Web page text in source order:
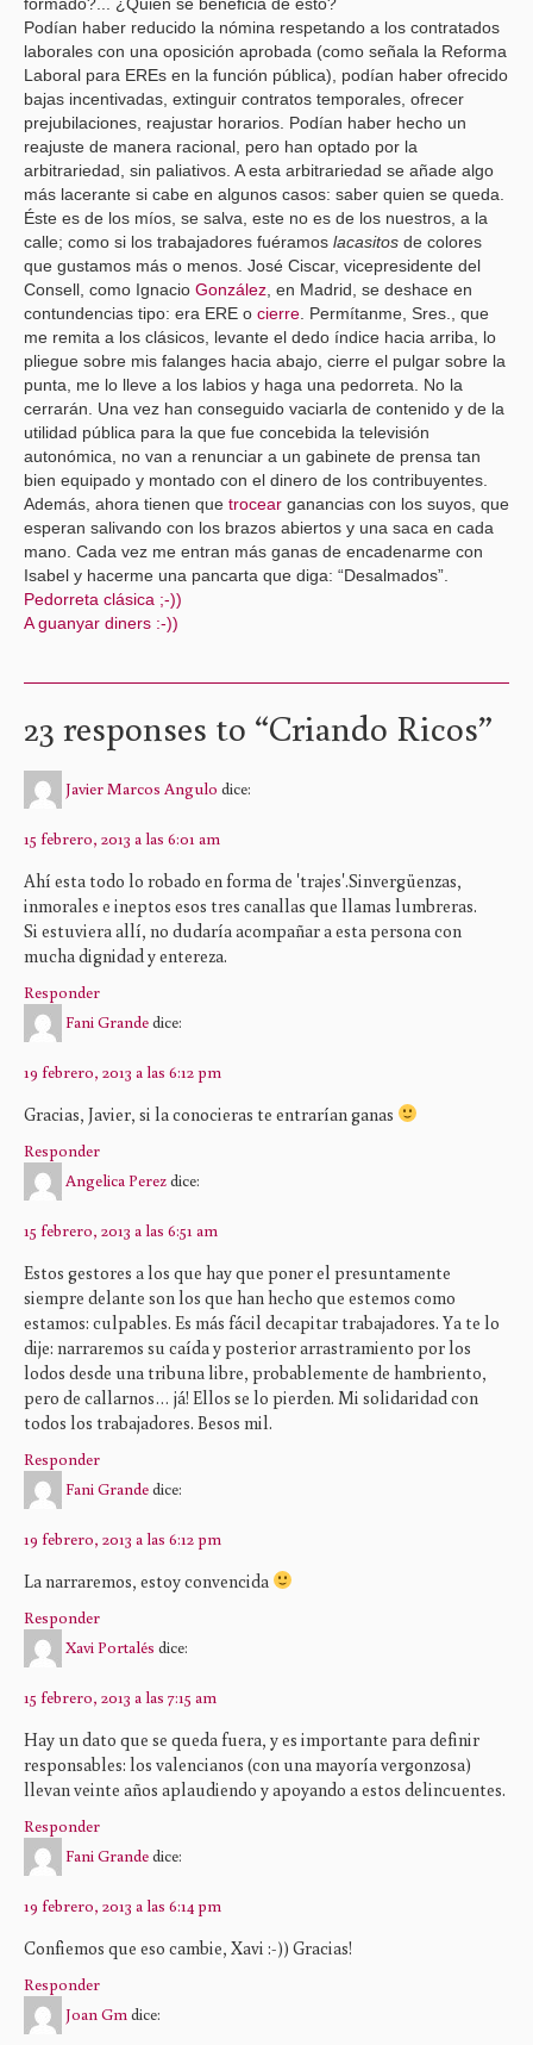
Podían haber reducido la nómina respetando a los contratados
laborales con una oposición aprobada (como señala la Reforma
Laboral para EREs en la función pública), podían haber ofrecido
bajas incentivadas, extinguir contratos temporales, ofrecer
prejubilaciones, reajustar horarios. Podían haber hecho un
reajuste de manera racional, pero han optado por la
arbitrariedad, sin paliativos. A esta arbitrariedad se añade algo
más lacerante si cabe en algunos casos: saber quien se queda.
Éste es de los míos, se salva, este no es de los nuestros, a la
calle; como si los trabajadores fuéramos lacasitos de colores
que gustamos más o menos. José Ciscar, vicepresidente del
Consell, como Ignacio González , en Madrid, se deshace en
contundencias tipo: era ERE o cierre . Permítanme, Sres., que
me remita a los clásicos, levante el dedo índice hacia arriba, lo
pliegue sobre mis falanges hacia abajo, cierre el pulgar sobre la
punta, me lo lleve a los labios y haga una pedorreta. No la
cerrarán. Una vez han conseguido vaciarla de contenido y de la
utilidad pública para la que fue concebida la televisión
autonómica, no van a renunciar a un gabinete de prensa tan
bien equipado y montado con el dinero de los contribuyentes.
Además, ahora tienen que trocear ganancias con los suyos, que
esperan salivando con los brazos abiertos y una saca en cada
mano. Cada vez me entran más ganas de encadenarme con
Isabel y hacerme una pancarta que diga: “Desalmados”.
Pedorreta clásica ;-))
A guanyar diners :-))
23 responses to “Criando Ricos”
Javier Marcos Angulo dice:
15 febrero, 2013 a las 6:01 am
Ahí esta todo lo robado en forma de 'trajes'.Sinvergüenzas,
inmorales e ineptos esos tres canallas que llamas lumbreras.
Si estuviera allí, no dudaría acompañar a esta persona con
mucha dignidad y entereza.
Responder
Fani Grandedice:
19 febrero, 2013 a las 6:12 pm
Gracias, Javier, si la conocieras te entrarían ganas
Responder
Angelica Perezdice:
15 febrero, 2013 a las 6:51 am
Estos gestores a los que hay que poner el presuntamente
siempre delante son los que han hecho que estemos como
estamos: culpables. Es más fácil decapitar trabajadores. Ya te lo
dije: narraremos su caída y posterior arrastramiento por los
lodos desde una tribuna libre, probablemente de hambriento,
pero de callarnos… já! Ellos se lo pierden. Mi solidaridad con
todos los trabajadores. Besos mil.
Responder
Fani Grandedice:
19 febrero, 2013 a las 6:12 pm
La narraremos, estoy convencida
Responder
Xavi Portalés dice:
15 febrero, 2013 a las 7:15 am
Hay un dato que se queda fuera, y es importante para definir
responsables: los valencianos (con una mayoría vergonzosa)
llevan veinte años aplaudiendo y apoyando a estos delincuentes.
Responder
Fani Grandedice:
19 febrero, 2013 a las 6:14 pm
Confiemos que eso cambie, Xavi :-)) Gracias!
Responder
Joan Gm dice: